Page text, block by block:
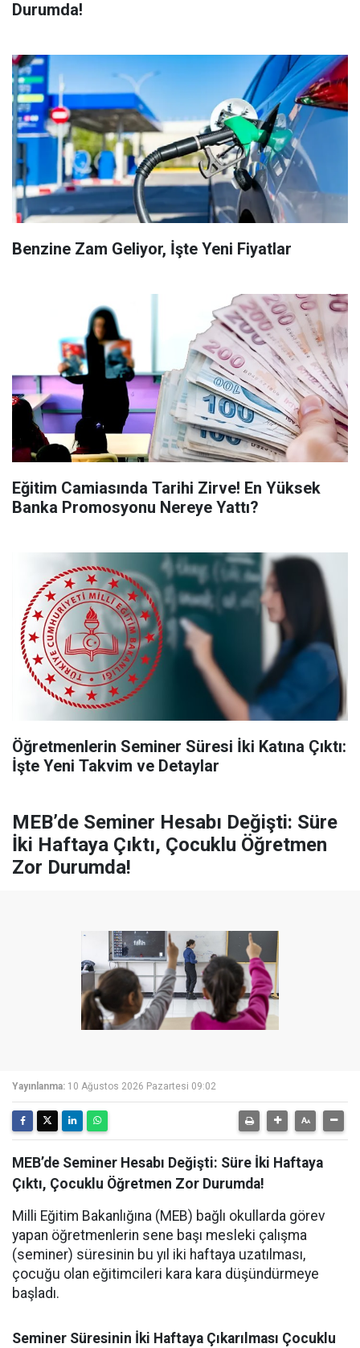
Durumda!
Benzine Zam Geliyor, İşte Yeni Fiyatlar
Eğitim Camiasında Tarihi Zirve! En Yüksek
Banka Promosyonu Nereye Yattı?
Öğretmenlerin Seminer Süresi İki Katına Çıktı:
İşte Yeni Takvim ve Detaylar
MEB’de Seminer Hesabı Değişti: Süre
İki Haftaya Çıktı, Çocuklu Öğretmen
Zor Durumda!
Yayınlanma: 10 Ağustos 2026 Pazartesi 09:02
MEB’de Seminer Hesabı Değişti: Süre İki Haftaya
Çıktı, Çocuklu Öğretmen Zor Durumda!
Milli Eğitim Bakanlığına (MEB) bağlı okullarda görev
yapan öğretmenlerin sene başı mesleki çalışma
(seminer) süresinin bu yıl iki haftaya uzatılması,
çocuğu olan eğitimcileri kara kara düşündürmeye
başladı.
Seminer Süresinin İki Haftaya Çıkarılması Çocuklu